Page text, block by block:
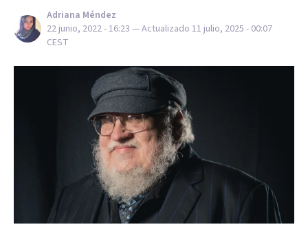
Adriana Méndez
22 junio, 2022 - 16:23 — Actualizado 11 julio, 2025 - 00:07
CEST